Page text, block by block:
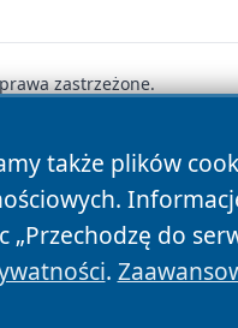
także plików
do
.
zastrzeżone.
Polityka Cookies